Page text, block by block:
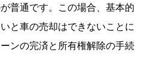
普通です。この場合、基本的
と車の売却はできないことに
ンの完済と所有権解除の手続